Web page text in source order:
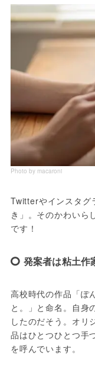
Photo by macaroni
Twitterやインスタグ
き」。そのかわいら
です！
発案者は粘土作
高校時代の作品「ぽ
と。」と命名。自身
したのだそう。オリ
品はひとつひとつ手
を呼んでいます。